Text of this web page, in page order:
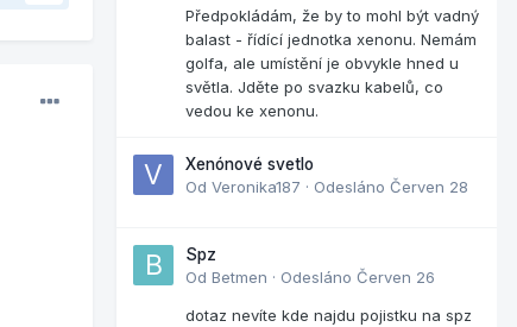
Předpokládám, že by to mohl být vadný
balast - řídící jednotka xenonu. Nemám
golfa, ale umístění je obvykle hned u
světla. Jděte po svazku kabelů, co
vedou ke xenonu.
Xenónové svetlo
Od Veronika187 · Odesláno Červen 28
Spz
Od Betmen · Odesláno Červen 26
dotaz nevíte kde najdu pojistku na spz